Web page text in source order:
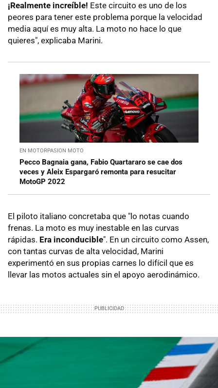
¡Realmente increíble! Este circuito es uno de los
peores para tener este problema porque la velocidad
media aquí es muy alta. La moto no hace lo que
quieres", explicaba Marini.
EN MOTORPASION MOTO
Pecco Bagnaia gana, Fabio Quartararo se cae dos
veces y Aleix Espargaró remonta para resucitar
MotoGP 2022
El piloto italiano concretaba que "lo notas cuando
frenas. La moto es muy inestable en las curvas
rápidas. Era inconducible". En un circuito como Assen,
con tantas curvas de alta velocidad, Marini
experimentó en sus propias carnes lo difícil que es
llevar las motos actuales sin el apoyo aerodinámico.